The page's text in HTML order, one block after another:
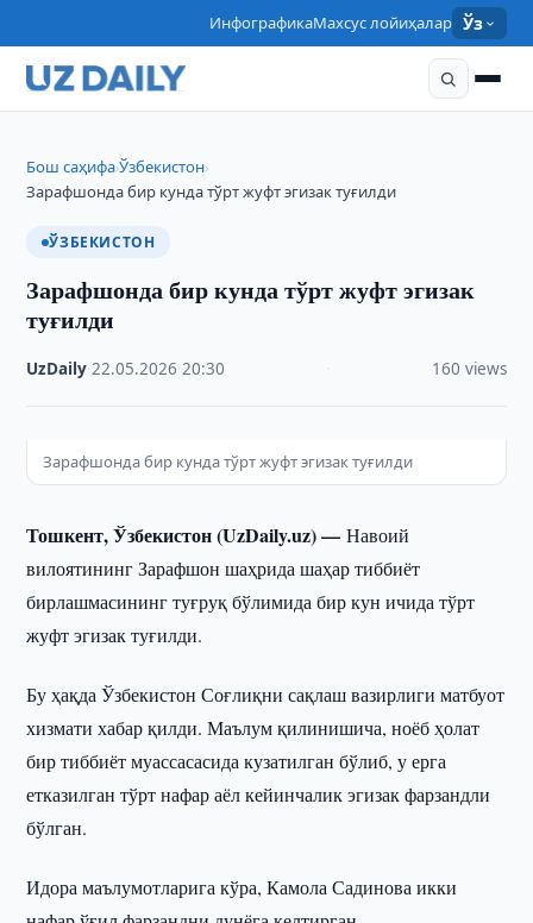
ИнфографикаМахсус лойиҳалар Ўз
Бош саҳифа›Ўзбекистон›
Зарафшонда бир кунда тўрт жуфт эгизак туғилди
ЎЗБЕКИСТОН
Зарафшонда бир кунда тўрт жуфт эгизак
туғилди
UzDaily ·22.05.2026 ·20:30 160 views
Зарафшонда бир кунда тўрт жуфт эгизак туғилди
Тошкент, Ўзбекистон (UzDaily.uz) —Навоий
вилоятининг Зарафшон шаҳрида шаҳар тиббиёт
бирлашмасининг туғруқ бўлимида бир кун ичида тўрт
жуфт эгизак туғилди.
Бу ҳақда Ўзбекистон Соғлиқни сақлаш вазирлиги матбуот
хизмати хабар қилди. Маълум қилинишича, ноёб ҳолат
бир тиббиёт муассасасида кузатилган бўлиб, у ерга
етказилган тўрт нафар аёл кейинчалик эгизак фарзандли
бўлган.
Идора маълумотларига кўра, Камола Садинова икки